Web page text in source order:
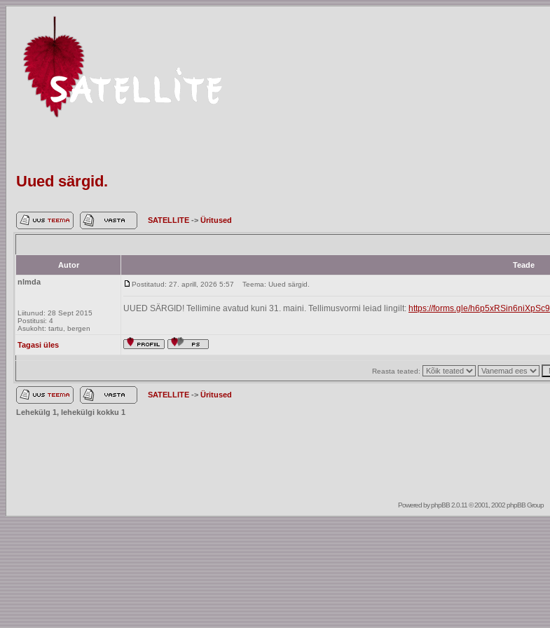
Uued särgid.
SATELLITE -> Üritused
Autor
Teade
nlmda
Liitunud: 28 Sept 2015
Postitusi: 4
Asukoht: tartu, bergen
Postitatud: 27. aprill, 2026 5:57 Teema: Uued särgid.
UUED SÄRGID! Tellimine avatud kuni 31. maini. Tellimusvormi leiad lingilt: https://forms.gle/h6p5xRSin6niXpSc9
Tagasi üles
Reasta teated:
SATELLITE -> Üritused
Lehekülg 1, lehekülgi kokku 1
Powered byphpBB2.0.11 © 2001, 2002 phpBB Group